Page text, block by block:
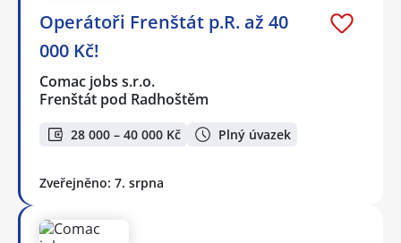
Operátoři Frenštát p.R. až 40
000 Kč!
Comac jobs s.r.o.
Frenštát pod Radhoštěm
28 000 – 40 000 Kč Plný úvazek
Zveřejněno: 7. srpna